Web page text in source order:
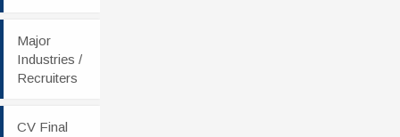
Major
Industries /
Recruiters
CV Final